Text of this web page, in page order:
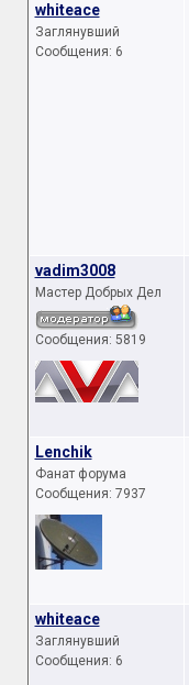
whiteace
Заглянувший
Сообщения: 6
vadim3008
Мастер Добрых Дел
Сообщения: 5819
Lenchik
Фанат форума
Сообщения: 7937
whiteace
Заглянувший
Сообщения: 6